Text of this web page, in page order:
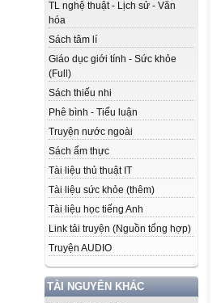
TL nghệ thuật - Lịch sử - Văn
hóa
Sách tâm lí
Giáo dục giới tính - Sức khỏe
(Full)
Sách thiếu nhi
Phê bình - Tiểu luận
Truyện nước ngoài
Sách ẩm thực
Tài liệu thủ thuật IT
Tài liệu sức khỏe (thêm)
Tài liệu học tiếng Anh
Link tải truyện (Nguồn tổng hợp)
Truyện AUDIO
TÀI NGUYÊN KHÁC